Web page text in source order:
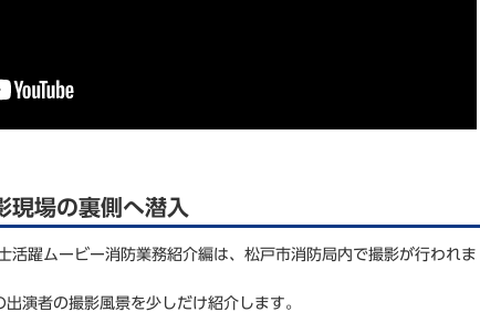
現場の裏側へ潜入
活躍ムービー消防業務紹介編は、松戸市消防局内で撮影が行われま
演者の撮影風景を少しだけ紹介します。